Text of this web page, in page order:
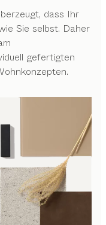
dass Ihr
Sie selbst. Daher
gefertigten